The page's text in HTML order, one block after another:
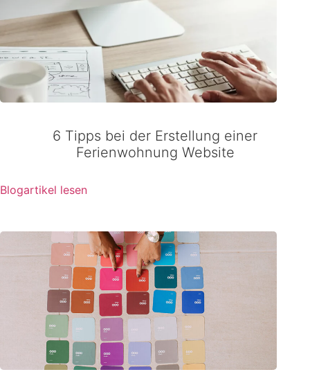
6 Tipps bei der Erstellung einer
Ferienwohnung Website
Blogartikel lesen